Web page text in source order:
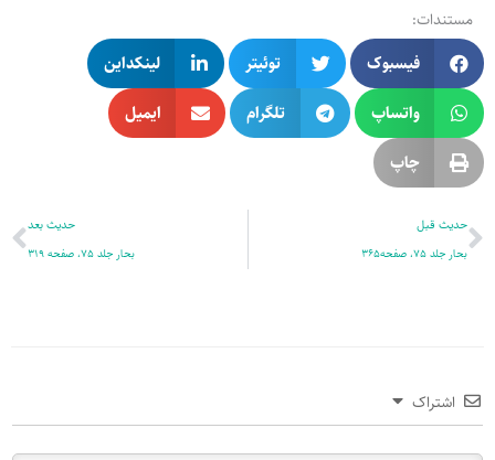
مستندات:
فیسبوک توئیتر
لینکداین
واتساپ
تلگرام
ایمیل
چاپ
قبلی
حدیث قبل
بحار جلد 75، صفحه365
حدیث بعد
بحار جلد 75، صفحه 319
اشتراک